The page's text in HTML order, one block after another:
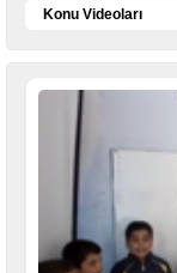
Konu Videoları